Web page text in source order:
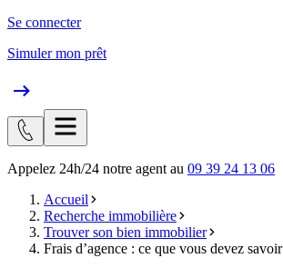
Se connecter
Simuler mon prêt
Appelez 24h/24 notre agent au 09 39 24 13 06
Accueil
Recherche immobilière
Trouver son bien immobilier
Frais d’agence : ce que vous devez savoir